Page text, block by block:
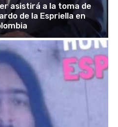
asistirá a la toma de
de la Espriella en